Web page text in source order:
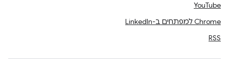
YouTube
Chrome למפתחים ב-LinkedIn
RSS